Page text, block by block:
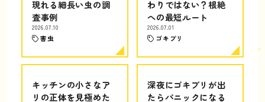
現れる細長い虫の調
査事例
2026.07.10
害虫
わりではない？根絶
への最短ルート
2026.07.01
ゴキブリ
キッチンの小さなア
リの正体を見極めた
深夜にゴキブリが出
たらパニックになる